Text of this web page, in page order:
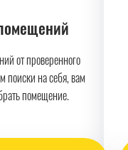
от проверенного
поиски на себя, вам
помещение.